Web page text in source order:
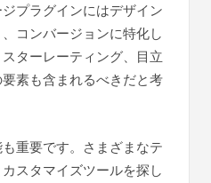
プラグインにはデザイン
コンバージョンに特化し
ターレーティング、目立
素も含まれるべきだと考
重要です。さまざまなテ
スタマイズツールを探し